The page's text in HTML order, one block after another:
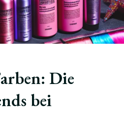
Die
bei